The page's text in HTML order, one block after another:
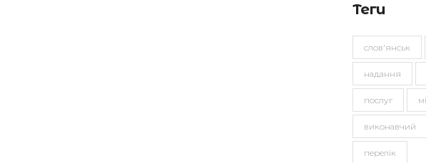
Теги
слов'янськ
надання
послуг
виконавчий
перелік